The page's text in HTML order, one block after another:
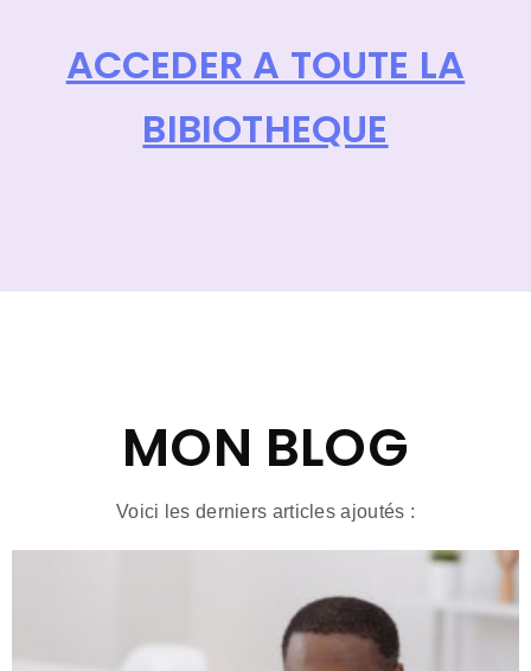
ACCEDER A TOUTE LA
BIBIOTHEQUE
MON BLOG
Voici les derniers articles ajoutés :